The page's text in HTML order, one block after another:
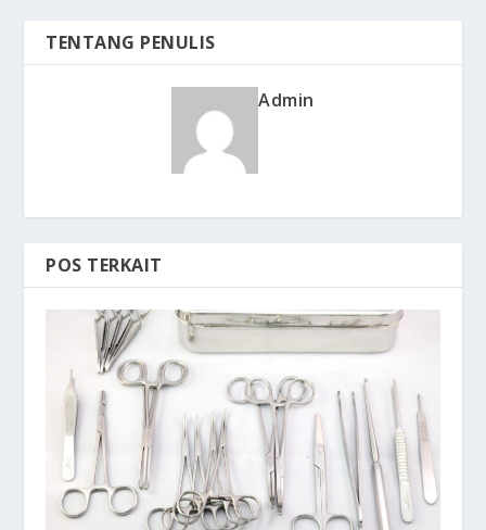
TENTANG PENULIS
Admin
POS TERKAIT